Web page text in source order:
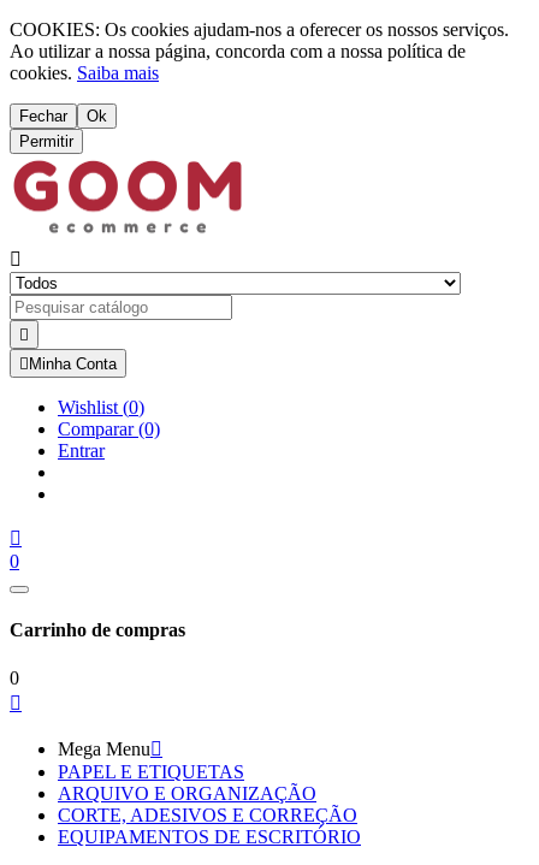
COOKIES: Os cookies ajudam-nos a oferecer os nossos serviços.
Ao utilizar a nossa página, concorda com a nossa política de
cookies. Saiba mais
Fechar
Ok
Permitir


 Minha Conta
Wishlist (0)
Comparar(0)
Entrar

0
Carrinho de compras
0

Mega Menu
PAPEL E ETIQUETAS
ARQUIVO E ORGANIZAÇÃO
CORTE, ADESIVOS E CORREÇÃO
EQUIPAMENTOS DE ESCRITÓRIO